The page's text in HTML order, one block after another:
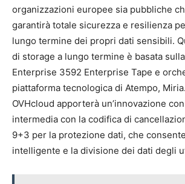
organizzazioni europee sia pubbliche
garantirà totale sicurezza e resilienza
lungo termine dei propri dati sensibili.
di storage a lungo termine è basata
Enterprise 3592 Enterprise Tape e
piattaforma tecnologica di Atempo,
OVHcloud apporterà un’innovazione
intermedia con la codifica di
9+3 per la protezione dati, che
intelligente e la divisione dei dati degli